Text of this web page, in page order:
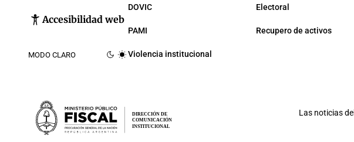
Accesibilidad web
MODO CLARO
DOVIC Electoral
PAMI Recupero de activos
Violencia institucional
DIRECCIÓN DE
COMUNICACIÓN
INSTITUCIONAL
Las noticias del